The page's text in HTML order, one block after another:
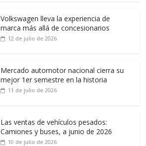
Volkswagen lleva la experiencia de
marca más allá de concesionarios
12 de julio de 2026
Mercado automotor nacional cierra su
mejor 1er semestre en la historia
11 de julio de 2026
Las ventas de vehículos pesados:
Camiones y buses, a junio de 2026
10 de julio de 2026